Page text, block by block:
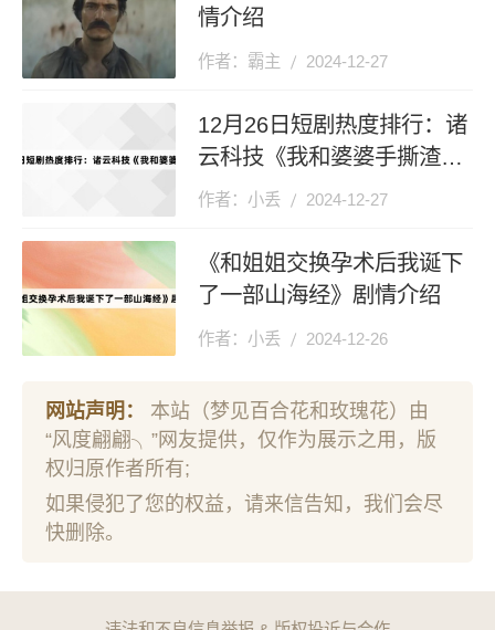
情介绍
作者：霸主 2024-12-27
12月26日短剧热度排行：诸
云科技《我和婆婆手撕渣男
全家》登顶第一
作者：小丢 2024-12-27
《和姐姐交换孕术后我诞下
了一部山海经》剧情介绍
作者：小丢 2024-12-26
网站声明：
本站（梦见百合花和玫瑰花）由
“风度翩翩╮”网友提供，仅作为展示之用，版
权归原作者所有;
如果侵犯了您的权益，请来信告知，我们会尽
快删除。